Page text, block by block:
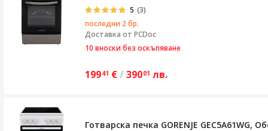
5 (3)
последни 2 бр.
Доставка от PCDoc
10 вноски без оскъпяване
19941 €/ 39001 лв.
Готварска печка GORENJE GEC5A61WG,